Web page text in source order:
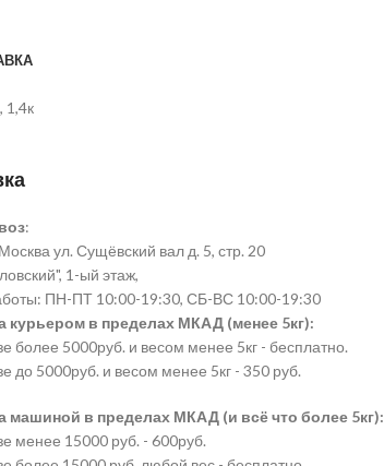
1,4к
:
ул. Сущёвский вал д. 5, стр. 20
1-ый этаж,
ПН-ПТ 10:00-19:30, СБ-ВС 10:00-19:30
курьером в пределах МКАД (менее 5кг):
более 5000руб. и весом менее 5кг - бесплатно.
до 5000руб. и весом менее 5кг - 350 руб.
машиной в пределах МКАД (и всё что более 5кг):
менее 15000 руб. - 600руб.